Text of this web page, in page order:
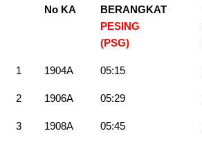
No KA
BERANGKAT
PESING
(PSG)
1 1904A 05:15
2 1906A 05:29
3 1908A 05:45